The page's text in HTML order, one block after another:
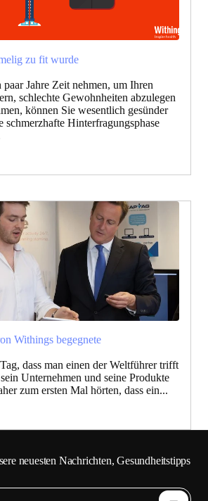
zu fit wurde
Jahre Zeit nehmen, um Ihren
schlechte Gewohnheiten abzulegen
können Sie wesentlich gesünder
schmerzhafte Hinterfragungsphase
Withings begegnete
dass man einen der Weltführer trifft
Unternehmen und seine Produkte
zum ersten Mal hörten, dass ein...
neuesten Nachrichten, Gesundheitstipps